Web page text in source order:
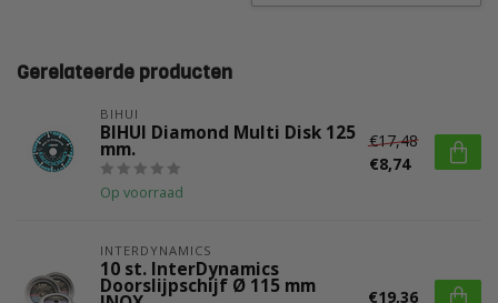
Gerelateerde producten
BIHUI
BIHUI Diamond Multi Disk 125
mm.
Op voorraad
€17,48
€8,74
INTERDYNAMICS
10 st. InterDynamics
Doorslijpschijf Ø 115 mm €19,36